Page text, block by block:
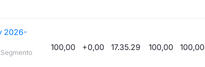
2026-
100,00 +0,00 17.35.29 100,00 100,00